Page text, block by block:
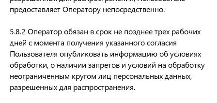
предоставляет Оператору непосредственно.
5.8.2 Оператор обязан в срок не позднее трех рабочих
дней с момента получения указанного согласия
Пользователя опубликовать информацию об условиях
обработки, о наличии запретов и условий на обработку
неограниченным кругом лиц персональных данных,
разрешенных для распространения.